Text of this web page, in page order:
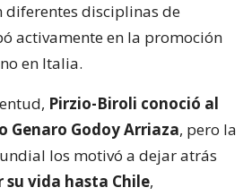
diferentes disciplinas de
activamente en la promoción
en Italia.
Pirzio-Biroli conoció al
Genaro Godoy Arriaza, pero la
los motivó a dejar atrás
su vida hasta Chile,